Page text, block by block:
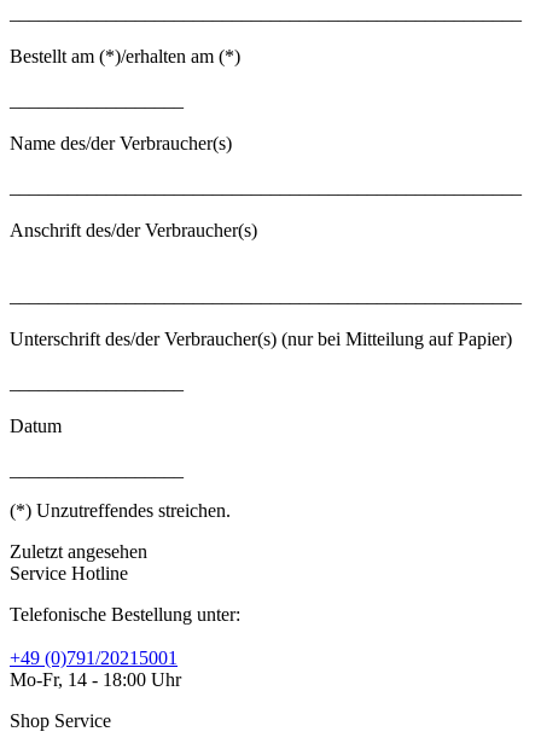
Bestellt am (*)/erhalten am (*)
Name des/der Verbraucher(s)
Anschrift des/der Verbraucher(s)
Unterschrift des/der Verbraucher(s) (nur bei Mitteilung auf Papier)
Datum
(*) Unzutreffendes streichen.
Zuletzt angesehen
Service Hotline
Telefonische Bestellung unter:
+49 (0)791/20215001
Mo-Fr, 14 - 18:00 Uhr
Shop Service